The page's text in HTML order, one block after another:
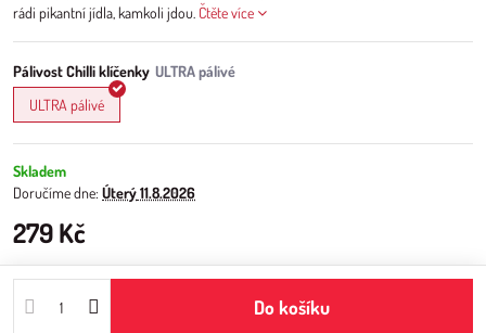
rádi pikantní jídla, kamkoli jdou. Čtěte více
Pálivost Chilli klíčenky
ULTRA pálivé
Skladem
Doručíme dne: Úterý11.8.2026
279 Kč
Do košíku